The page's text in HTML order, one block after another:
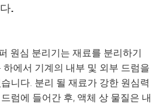
.
원심 분리기는 재료를 분리하기
에서 기계의 내부 및 외부 드럼을
니다. 분리 될 재료가 강한 원심력
럼에 들어간 후, 액체 상 물질은 내